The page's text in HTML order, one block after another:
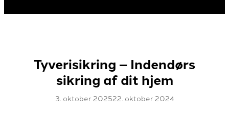
Tyverisikring – Indendørs
sikring af dit hjem
3. oktober 202522. oktober 2024